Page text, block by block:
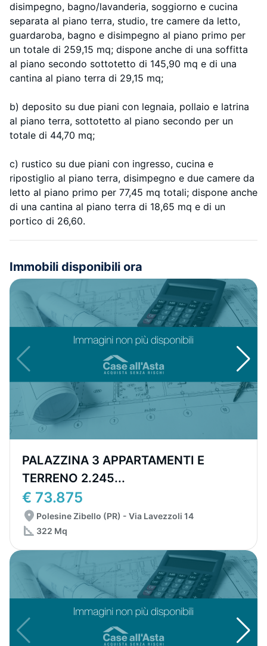
disimpegno, bagno/lavanderia, soggiorno e cucina
separata al piano terra, studio, tre camere da letto,
guardaroba, bagno e disimpegno al piano primo per
un totale di 259,15 mq; dispone anche di una soffitta
al piano secondo sottotetto di 145,90 mq e di una
cantina al piano terra di 29,15 mq;
b) deposito su due piani con legnaia, pollaio e latrina
al piano terra, sottotetto al piano secondo per un
totale di 44,70 mq;
c) rustico su due piani con ingresso, cucina e
ripostiglio al piano terra, disimpegno e due camere da
letto al piano primo per 77,45 mq totali; dispone anche
di una cantina al piano terra di 18,65 mq e di un
portico di 26,60.
Immobili disponibili ora
PALAZZINA 3 APPARTAMENTI E
TERRENO 2.245...
€ 73.875
Polesine Zibello (PR) - Via Lavezzoli 14
322 Mq